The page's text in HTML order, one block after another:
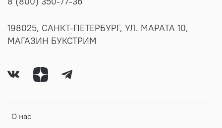
О нас
198025, САНКТ-ПЕТЕРБУРГ, УЛ. МАРАТА 10,
МАГАЗИН БУКСТРИМ